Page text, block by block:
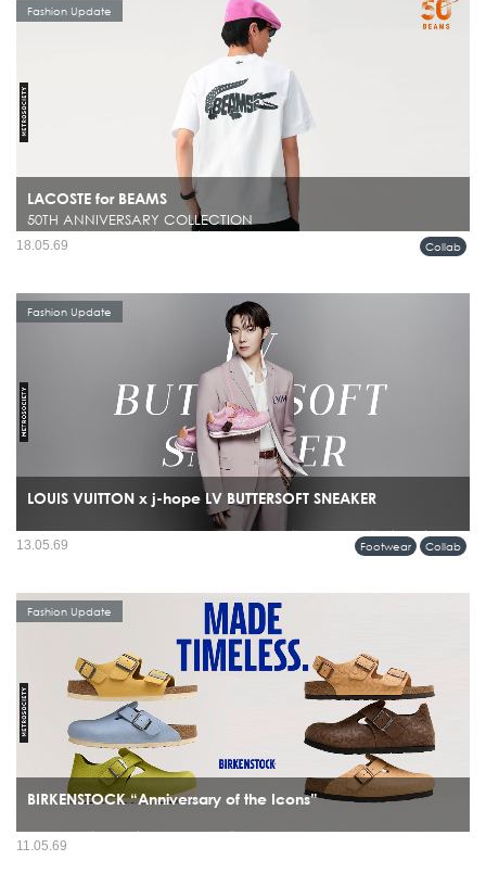
LACOSTE for BEAMS
50TH ANNIVERSARY COLLECTION
ในโลกแฟชั่นผู้ชาย มีไม่กี่แบรนด์ที่สามารถรักษาคาแรกเตอร์ของตัวเองไว้ได้ชัดเจน
Fashion Update
Collab
18.05.69
LOUIS VUITTON x j-hope LV BUTTERSOFT SNEAKER
รุ่นพิเศษร่วมกับ j-hope สมาชิกวง BTS โดยรองเท้าคู่นี้ไม่ได้ถูกสร้างขึ้นเพื่อแฟชั่น
Fashion Update
Footwear Collab
13.05.69
BIRKENSTOCK “Anniversary of the Icons”
มีรองเท้าไม่กี่แบรนด์ที่สามารถข้ามผ่านทั้งยุคสมัย เทรนด์ และวัฒนธรรมได้โดยยังดู
Fashion Update
11.05.69